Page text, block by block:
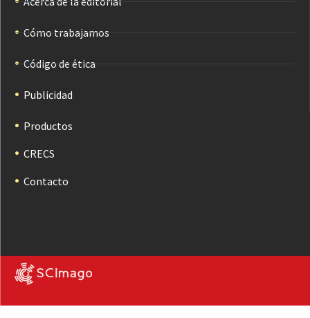
Cómo trabajamos
Código de ética
Publicidad
Productos
CRECS
Contacto